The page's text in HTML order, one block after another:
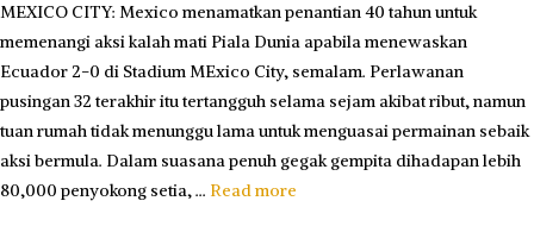
MEXICO CITY: Mexico menamatkan penantian 40 tahun untuk
memenangi aksi kalah mati Piala Dunia apabila menewaskan
Ecuador 2-0 di Stadium MExico City, semalam. Perlawanan
pusingan 32 terakhir itu tertangguh selama sejam akibat ribut, namun
tuan rumah tidak menunggu lama untuk menguasai permainan sebaik
aksi bermula. Dalam suasana penuh gegak gempita dihadapan lebih
80,000 penyokong setia, … Read more